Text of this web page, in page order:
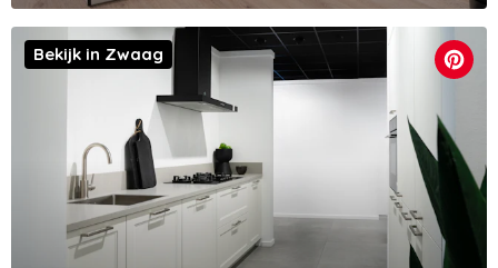
Bekijk in Zwaag